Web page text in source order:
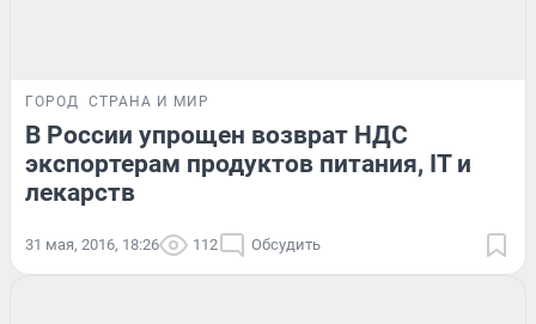
ГОРОД СТРАНА И МИР
В России упрощен возврат НДС
экспортерам продуктов питания, IT и
лекарств
31 мая, 2016, 18:26 112 Обсудить